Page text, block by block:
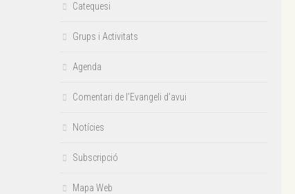
Catequesi
Grups i Activitats
Agenda
Comentari de l’Evangeli d’avui
Notícies
Subscripció
Mapa Web